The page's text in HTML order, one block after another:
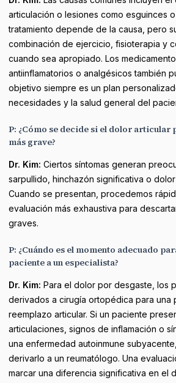
articulación o lesiones como esguinces
tratamiento depende de la causa, pero
combinación de ejercicio, fisioterapia y
cuando sea apropiado. Los
antiinflamatorios o analgésicos también
objetivo siempre es un plan
necesidades y la salud general del
P: ¿Cómo se decide si el dolor articular
más grave?
Dr. Kim: Ciertos síntomas generan
sarpullido, hinchazón significativa o
Cuando se presentan, procedemos
evaluación más exhaustiva para
graves.
P: ¿Cuándo es el momento adecuado
paciente a un especialista?
Dr. Kim: Para el dolor por desgaste, los
derivados a cirugía ortopédica para una
reemplazo articular. Si un paciente
articulaciones, signos de inflamación o
una enfermedad autoinmune
derivarlo a un reumatólogo. Una
marcar una diferencia significativa en el